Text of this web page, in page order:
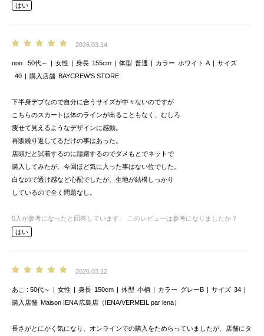
はい
2026.03.14
non 50代～ 女性 身長 155cm 体型 普通 カラー ホワイト A
サイズ
40
購入店舗 BAYCREW’S STORE
下半身デブなので自分に合うサイズが中々ないのですが
こちらのスカートは体のラインが出ることもなく、むしろ
痩せて見えるようなデザインに感動。
再販繰り返してるだけの事はあった。
店頭だと試着するのに躊躇するのでダメもとでネットで
購入してみたが、今回ほど気に入った事はない位でした。
白なので透け感など心配でしたが、生地が結構しっかり
しているので全く問題なし。
5 人が参考になったと回答しています。
このレビューは参考になりましたか？
はい
2026.03.12
あこ 50代～ 女性 身長 150cm 体型 小柄 カラー グレーB サイズ 34
購入店舗 Maison IENA 広島店（IENA/VERMEIL par iena）
長さがとにかく気になり、オンラインでの購入をためらっていましたが、店舗にタ